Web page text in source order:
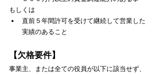
もしくは
直前５年間許可を受けて継続して営業した
実績のあること
【欠格要件】
事業主、または全ての役員が以下に該当せず、